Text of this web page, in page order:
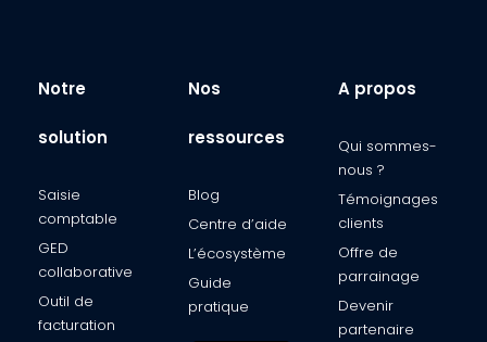
Notre
solution
Saisie
comptable​
GED
collaborative
Outil de
facturation​
Nos
ressources
Blog
Centre d’aide​
L’écosystème​
Guide
pratique
A propos
Qui sommes-
nous ?​
Témoignages
clients​
Offre de
parrainage
Devenir
partenaire​